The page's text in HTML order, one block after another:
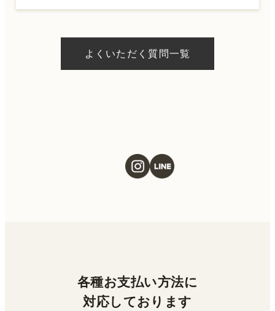
ただける施術もございます。当日の施術をご
希望の場合は、ご予約の際にお気軽にご相談
よくいただく質問一覧
各種お支払い方法に
対応しております